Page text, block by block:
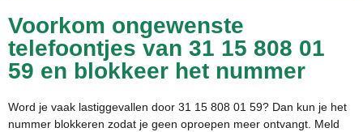
Voorkom ongewenste
telefoontjes van 31 15 808 01
59 en blokkeer het nummer
Word je vaak lastiggevallen door 31 15 808 01 59? Dan kun je het
nummer blokkeren zodat je geen oproepen meer ontvangt. Meld